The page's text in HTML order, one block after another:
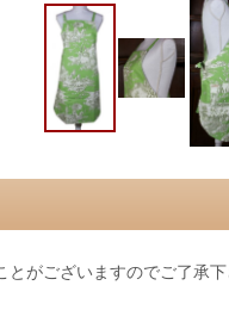
がございますのでご了承下